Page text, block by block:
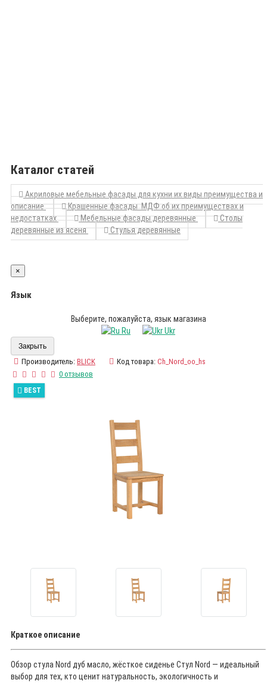
Каталог статей
Акриловые мебельные фасады для кухни их виды преимущества и
описание
Крашенные фасады МДФ об их преимуществах и
недостатках
Мебельные фасады деревянные
Столы
деревянные из ясеня
Стулья деревянные
×
Язык
Выберите, пожалуйста, язык магазина
Ru
Ukr
Закрыть
Производитель: BLICK Код товара: Ch_Nord_oo_hs
0 отзывов
BEST
Краткое описание
Обзор стула Nord дуб масло, жёсткое сиденье Стул Nord — идеальный
выбор для тех, кто ценит натуральность, экологичность и